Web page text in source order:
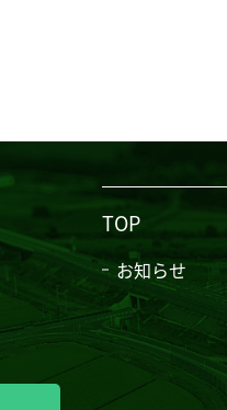
TOP
お知らせ